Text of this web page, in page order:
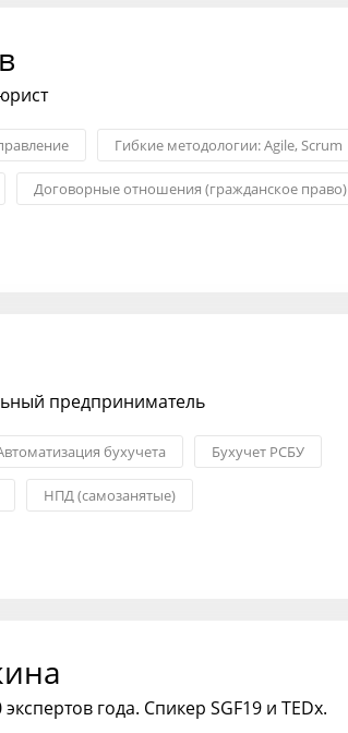
Гибкие методологии: Agile, Scrum
Договорные отношения (гражданское право)
предприниматель
бухучета Бухучет РСБУ
НПД (самозанятые)
года. Спикер SGF19 и TEDx.